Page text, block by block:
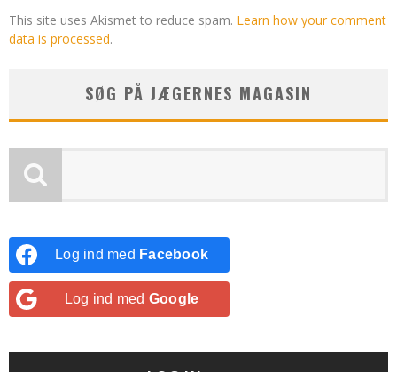
This site uses Akismet to reduce spam. Learn how your comment
data is processed.
SØG PÅ JÆGERNES MAGASIN
Log ind med Facebook
Log ind med Google